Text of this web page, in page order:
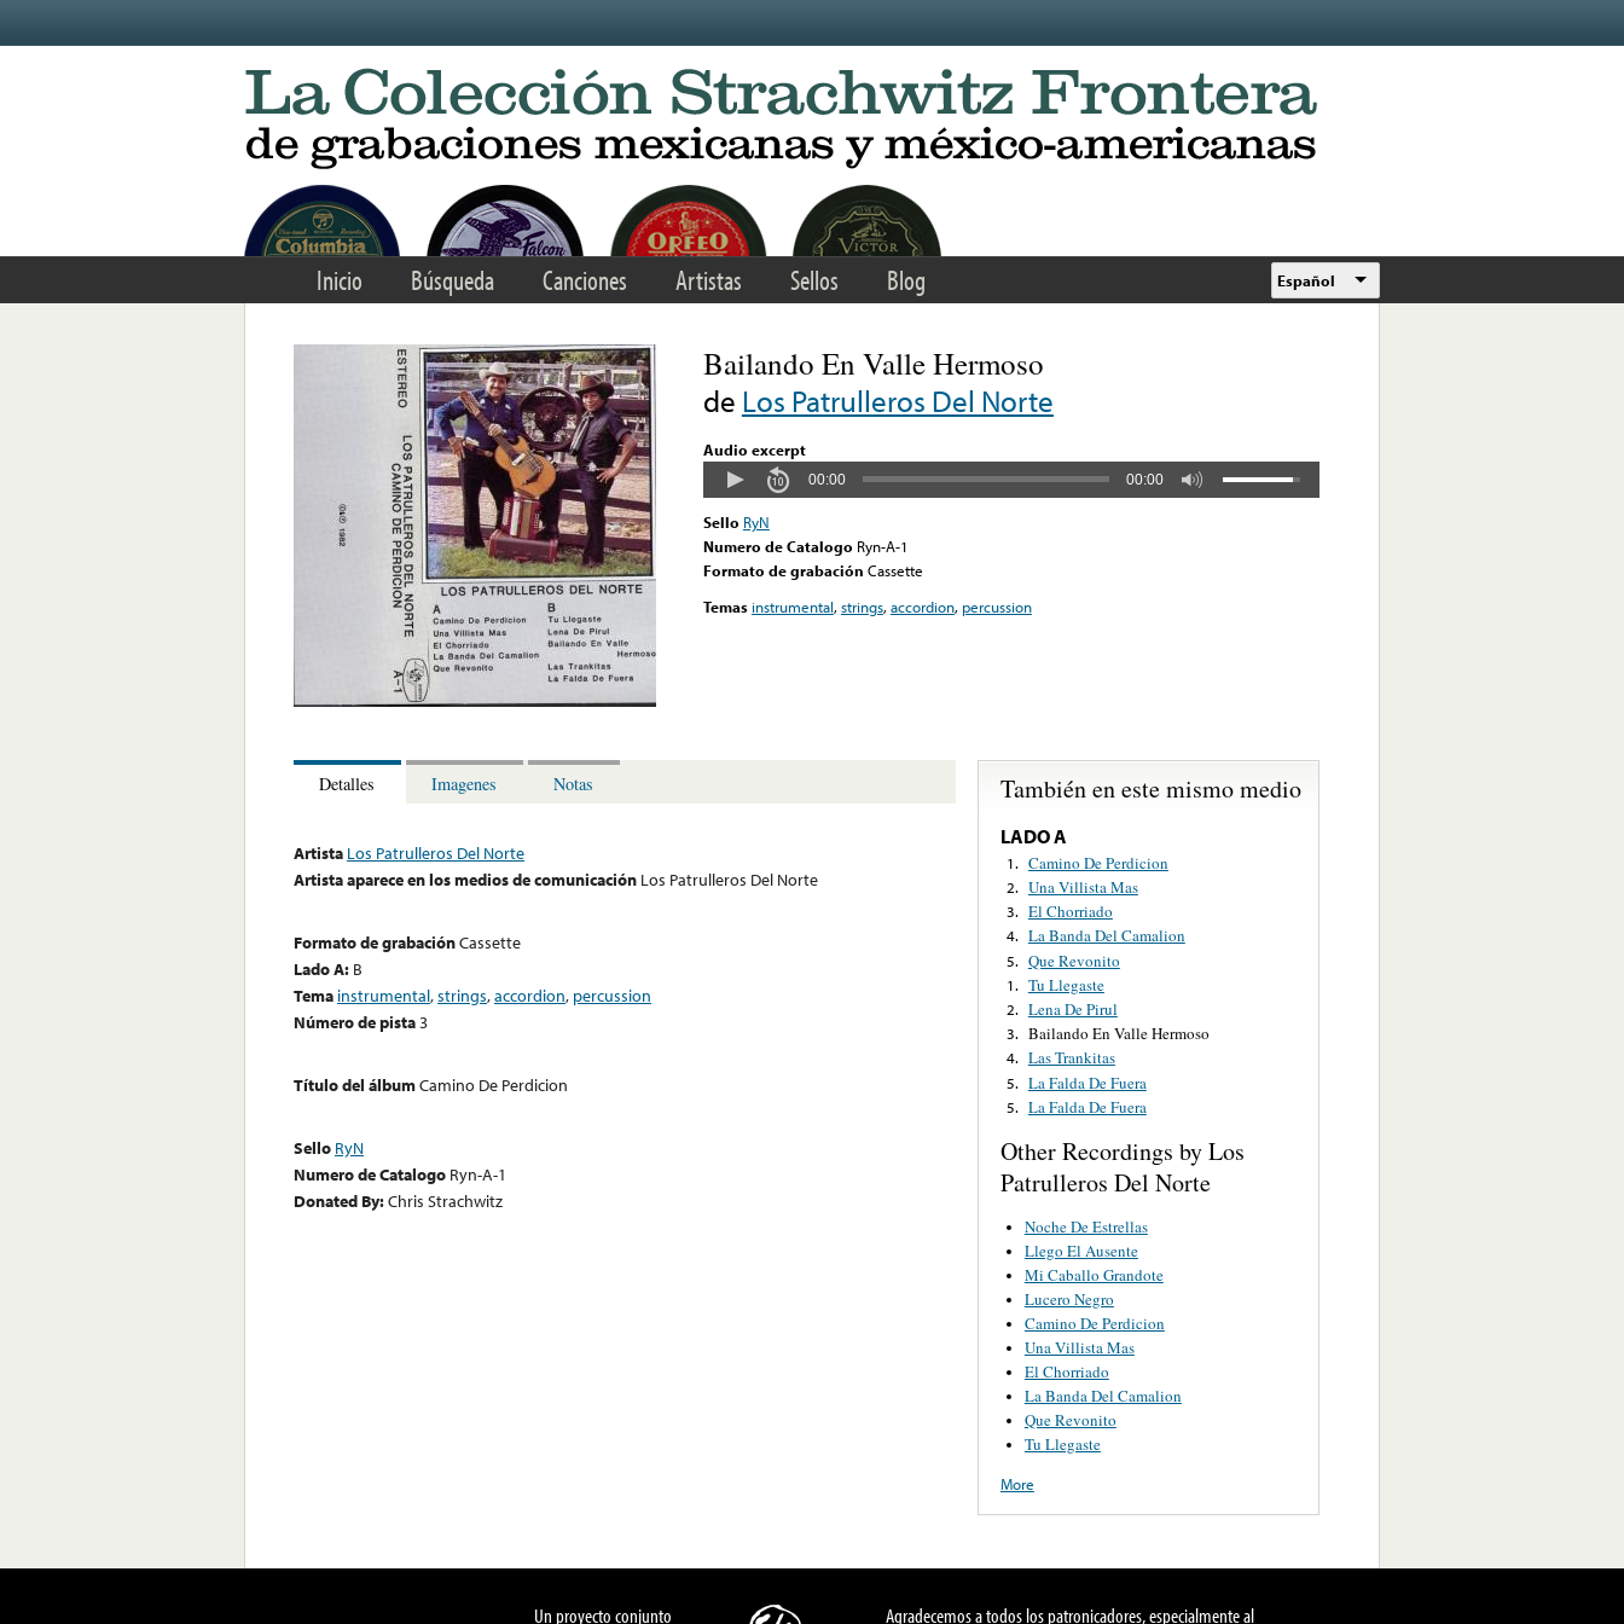
Inicio Búsqueda Canciones Artistas Sellos Blog Español
Bailando En Valle Hermoso
de Los Patrulleros Del Norte
Audio excerpt
00:00 00:00
Sello RyN
Numero de Catalogo Ryn-A-1
Formato de grabación Cassette
Temas instrumental,strings,accordion, percussion
Detalles Imagenes Notas
Artista Los Patrulleros Del Norte
Artista aparece en los medios de comunicación Los Patrulleros Del Norte
Formato de grabaciónCassette
Lado A: B
Tema instrumental,strings,accordion, percussion
Número de pista3
Título del álbumCamino De Perdicion
Sello RyN
Numero de Catalogo Ryn-A-1
Donated By:Chris Strachwitz
También en este mismo medio
LADO A
1. Camino De Perdicion
2. Una Villista Mas
3. El Chorriado
4. La Banda Del Camalion
5. Que Revonito
1. Tu Llegaste
2. Lena De Pirul
3. Bailando En Valle Hermoso
4. Las Trankitas
5. La Falda De Fuera
5. La Falda De Fuera
Other Recordings by Los
Patrulleros Del Norte
Noche De Estrellas
Llego El Ausente
Mi Caballo Grandote
Lucero Negro
Camino De Perdicion
Una Villista Mas
El Chorriado
La Banda Del Camalion
Que Revonito
Tu Llegaste
More
Un proyecto conjunto Agradecemos a todos los patronicadores, especialmente al